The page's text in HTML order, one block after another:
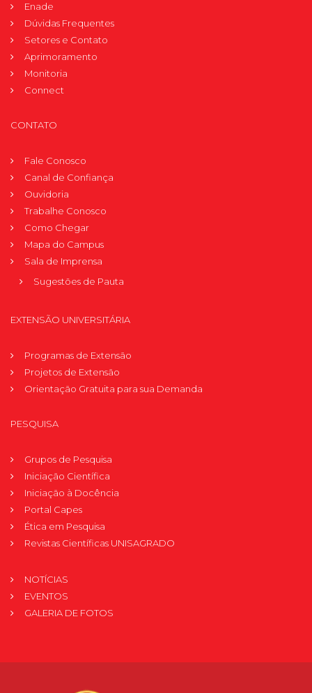
Enade
Dúvidas Frequentes
Setores e Contato
Aprimoramento
Monitoria
Connect
CONTATO
Fale Conosco
Canal de Confiança
Ouvidoria
Trabalhe Conosco
Como Chegar
Mapa do Campus
Sala de Imprensa
Sugestões de Pauta
EXTENSÃO UNIVERSITÁRIA
Programas de Extensão
Projetos de Extensão
Orientação Gratuita para sua Demanda
PESQUISA
Grupos de Pesquisa
Iniciação Científica
Iniciação à Docência
Portal Capes
Ética em Pesquisa
Revistas Científicas UNISAGRADO
NOTÍCIAS
EVENTOS
GALERIA DE FOTOS